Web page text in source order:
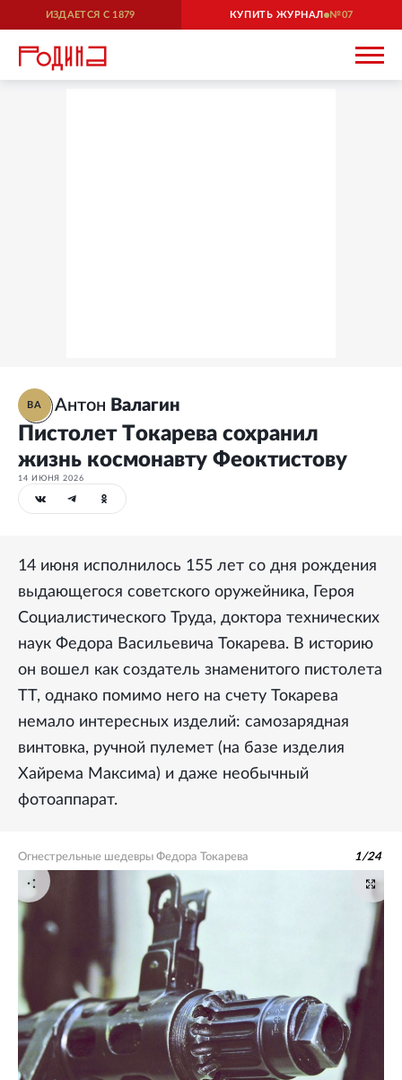
ИЗДАЕТСЯ С 1879 КУПИТЬ ЖУРНАЛ 07
ВА Антон Валагин
Пистолет Токарева сохранил
жизнь космонавту Феоктистову
14 ИЮНЯ 2026
14 июня исполнилось 155 лет со дня рождения
выдающегося советского оружейника, Героя
Социалистического Труда, доктора технических
наук Федора Васильевича Токарева. В историю
он вошел как создатель знаменитого пистолета
ТТ, однако помимо него на счету Токарева
немало интересных изделий: самозарядная
винтовка, ручной пулемет (на базе изделия
Хайрема Максима) и даже необычный
фотоаппарат.
Огнестрельные шедевры Федора Токарева 1/24